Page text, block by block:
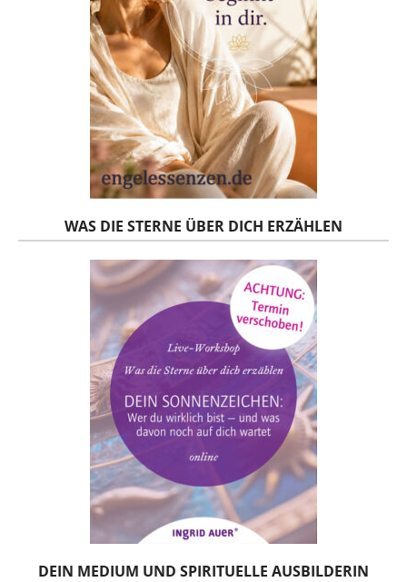
WAS DIE STERNE ÜBER DICH ERZÄHLEN
DEIN MEDIUM UND SPIRITUELLE AUSBILDERIN